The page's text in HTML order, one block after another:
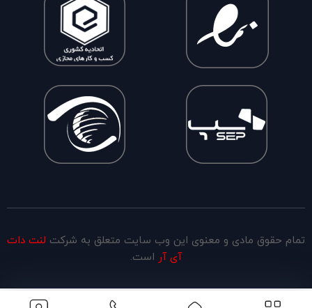
تمام حقوق مادی و معنوی این وب سایت متعلق به شرکت لنت دات
آی آر است.